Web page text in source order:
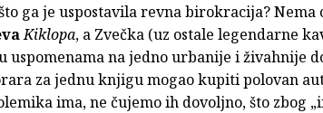
ga je uspostavila revna birokracija? Nema
Kiklopa, a Zvečka (uz ostale legendarne
uspomenama na jedno urbanije i živahnije
za jednu knjigu mogao kupiti polovan
ima, ne čujemo ih dovoljno, što zbog